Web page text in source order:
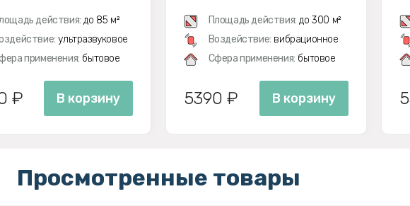
действия: до 85 м²
ультразвуковое
применения: бытовое
₽ В корзину
Площадь действия: до 300 м²
Воздействие: вибрационное
Сфера применения: бытовое
5390 ₽ В корзину
Просмотренные товары